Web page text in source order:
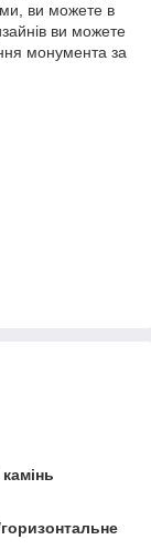
ви можете в
ви можете
монумента за